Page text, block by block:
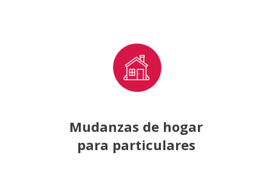
Mudanzas de hogar
para particulares